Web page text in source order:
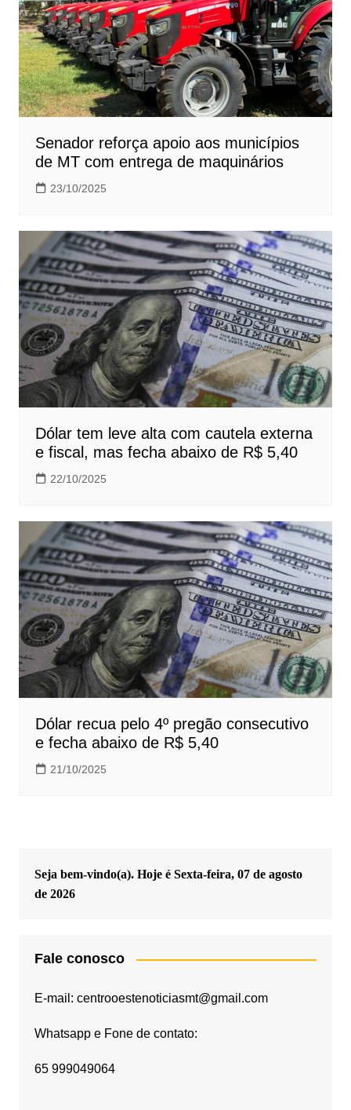
Senador reforça apoio aos municípios
de MT com entrega de maquinários
23/10/2025
Dólar tem leve alta com cautela externa
e fiscal, mas fecha abaixo de R$ 5,40
22/10/2025
Dólar recua pelo 4º pregão consecutivo
e fecha abaixo de R$ 5,40
21/10/2025
Seja bem-vindo(a). Hoje é Sexta-feira, 07 de agosto
de 2026
Fale conosco
E-mail: centrooestenoticiasmt@gmail.com
Whatsapp e Fone de contato:
65 999049064